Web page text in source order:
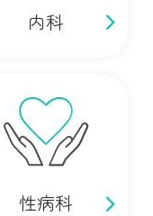
内科
性病科